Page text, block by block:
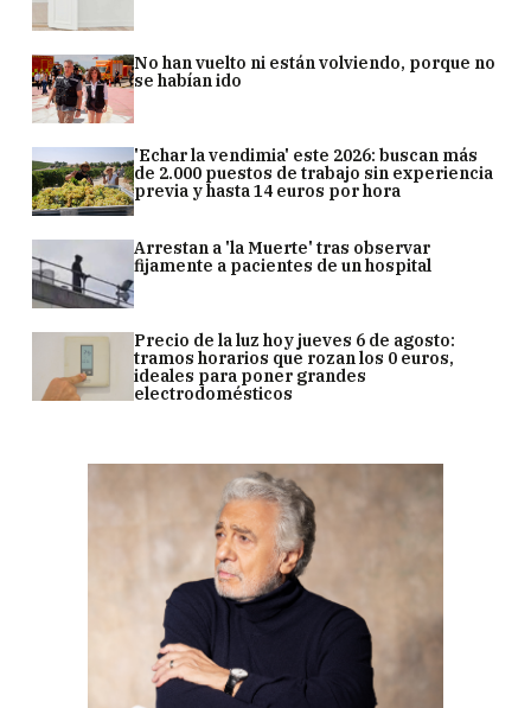
No han vuelto ni están volviendo, porque no
se habían ido
'Echar la vendimia' este 2026: buscan más
de 2.000 puestos de trabajo sin experiencia
previa y hasta 14 euros por hora
Arrestan a 'la Muerte' tras observar
fijamente a pacientes de un hospital
Precio de la luz hoy jueves 6 de agosto:
tramos horarios que rozan los 0 euros,
ideales para poner grandes
electrodomésticos